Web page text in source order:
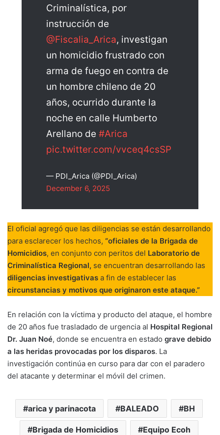
Criminalística, por
instrucción de
@Fiscalia_Arica, investigan
un homicidio frustrado con
arma de fuego en contra de
un hombre chileno de 20
años, ocurrido durante la
noche en calle Humberto
Arellano de #Arica
pic.twitter.com/vvceq4csSP
— PDI_Arica (@PDI_Arica)
December 6, 2025
El oficial agregó que las diligencias se están desarrollando
para esclarecer los hechos, “oficiales de la Brigada de
Homicidios, en conjunto con peritos del Laboratorio de
Criminalística Regional, se encuentran desarrollando las
diligencias investigativas a fin de establecer las
circunstancias y motivos que originaron este ataque.”
En relación con la víctima y producto del ataque, el hombre
de 20 años fue trasladado de urgencia al Hospital Regional
Dr. Juan Noé, donde se encuentra en estado grave debido
a las heridas provocadas por los disparos. La
investigación continúa en curso para dar con el paradero
del atacante y determinar el móvil del crimen.
arica y parinacota BALEADO BH
Brigada de Homicidios Equipo Ecoh